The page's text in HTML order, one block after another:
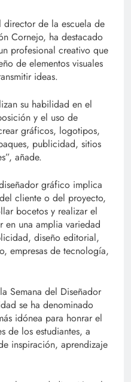
de la escuela de
Cornejo, ha destacado
profesional creativo que
de elementos visuales
ideas.
su habilidad en el
y el uso de
gráficos, logotipos,
publicidad, sitios
añade.
gráfico implica
cliente o del proyecto,
bocetos y realizar el
en una amplia variedad
diseño editorial,
empresas de tecnología,
Semana del Diseñador
se ha denominado
idónea para honrar el
de los estudiantes, a
inspiración, aprendizaje